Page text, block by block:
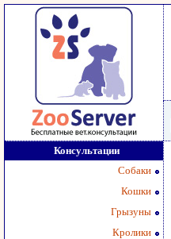
Консультации
Собаки
Кошки
Грызуны
Кролики